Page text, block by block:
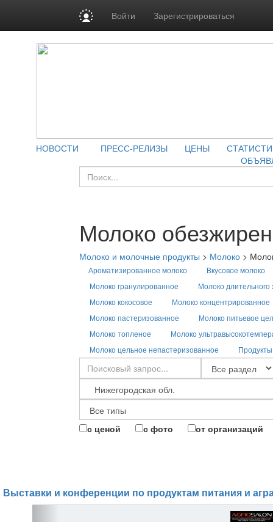
Войти Зарегистрироваться
НОВОСТИ ПРЕСС-РЕЛИЗЫ ЦЕНЫ
Молоко
Молоко и молочные продукты > Молоко >
Ароматизированное молоко
Вкусовое молоко
Молоко гранулированное
Молоко длительного
Молоко кокосовое
Молоко концентрированное
Молоко пастеризованное
Молоко питьевое
Молоко топленое
Молоко
Молоко цельное непастеризованное
с ценой с фото от организаций
Выставки и конференции по продуктам питания и